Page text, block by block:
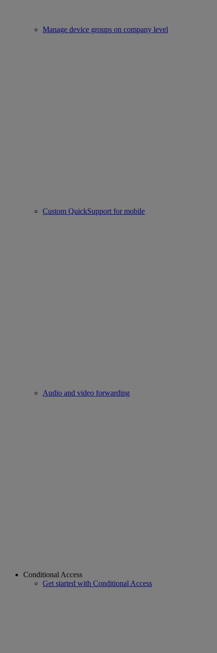
Manage device groups on company level
Custom QuickSupport for mobile
Audio and video forwarding
Conditional Access
Get started with Conditional Access